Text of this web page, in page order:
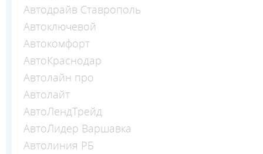
Автодрайв Ставрополь
Автоключевой
Автокомфорт
АвтоКраснодар
Автолайн про
Автолайт
АвтоЛендТрейд
АвтоЛидер Варшавка
Автолиния РБ